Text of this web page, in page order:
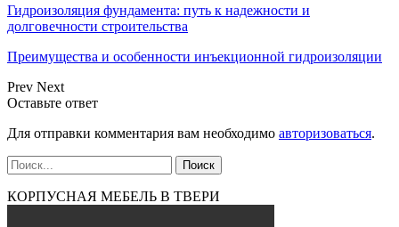
Гидроизоляция фундамента: путь к надежности и
долговечности строительства
Преимущества и особенности инъекционной гидроизоляции
Prev Next
Оставьте ответ
Для отправки комментария вам необходимо авторизоваться.
КОРПУСНАЯ МЕБЕЛЬ В ТВЕРИ